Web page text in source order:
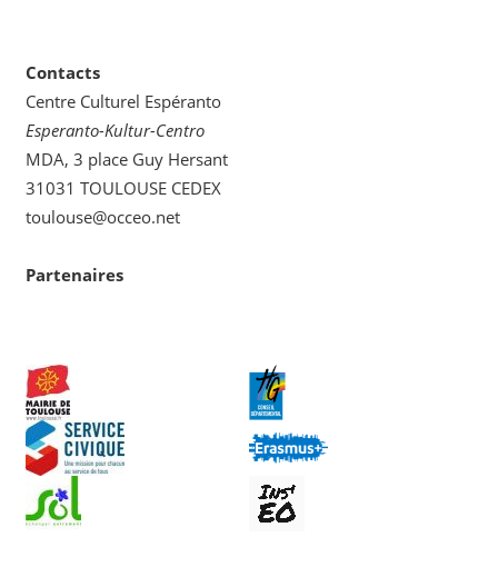
Contacts
Centre Culturel Espéranto
Esperanto-Kultur-Centro
MDA, 3 place Guy Hersant
31031 TOULOUSE CEDEX
toulouse@occeo.net
Partenaires